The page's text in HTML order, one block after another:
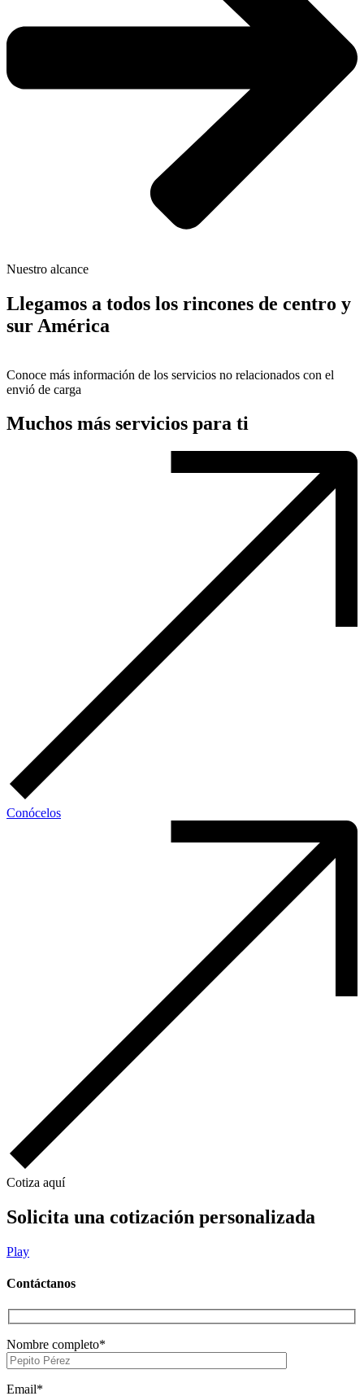
Nuestro alcance
Llegamos a todos los rincones de centro y
sur América
Conoce más información de los servicios no relacionados con el
envió de carga
Muchos más servicios para ti
Conócelos
Cotiza aquí
Solicita una cotización personalizada
Play
Contáctanos
Nombre completo*
Email*